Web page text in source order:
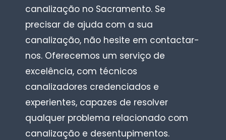
canalização no Sacramento. Se
precisar de ajuda com a sua
canalização, não hesite em contactar-
nos. Oferecemos um serviço de
excelência, com técnicos
canalizadores credenciados e
experientes, capazes de resolver
qualquer problema relacionado com
canalização e desentupimentos.